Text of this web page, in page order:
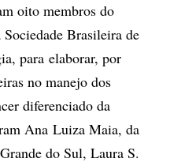
oito membros do
Brasileira de
para elaborar, por
no manejo dos
diferenciado da
Ana Luiza Maia, da
do Sul, Laura S.